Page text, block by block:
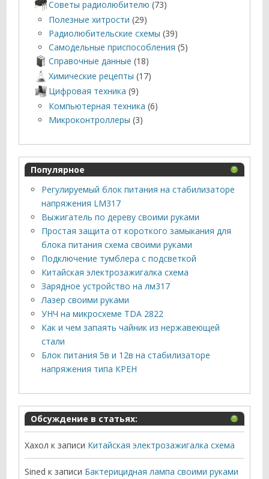
Советы радиолюбителю (73)
Полезные хитрости (29)
Радиолюбительские схемы (39)
Самодельные приспособления (5)
Справочные данные (18)
Химические рецепты (17)
Цифровая техника (9)
Компьютерная техника (6)
Микроконтроллеры (3)
Популярное
Регулируемый блок питания на стабилизаторе
напряжения LM317
Выжигатель по дереву своими руками
Простая защита от короткого замыкания для
блока питания схема своими руками
Подключение тумблера с подсветкой
Китайская электрозажигалка схема
Зарядное устройство на лм317
Лазер своими руками
УНЧ на микросхеме TDA 2822
Как и чем запаять чайник из нержавеющей
стали
Блок питания 5в и 12в на стабилизаторе
напряжения типа КРЕН
Обсуждение в статьях:
Хахол к записи Китайская электрозажигалка схема
Sined к записи Бактерицидная лампа своими руками